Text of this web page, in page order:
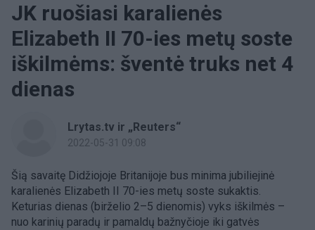
JK ruošiasi karalienės
Elizabeth II 70-ies metų soste
iškilmėms: šventė truks net 4
dienas
Lrytas.tv ir „Reuters“
2022-05-31 09:08
Šią savaitę Didžiojoje Britanijoje bus minima jubiliejinė
karalienės Elizabeth II 70-ies metų soste sukaktis.
Keturias dienas (birželio 2–5 dienomis) vyks iškilmės –
nuo ​​karinių paradų ir pamaldų bažnyčioje iki gatvės